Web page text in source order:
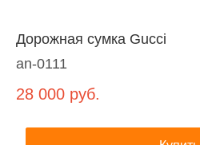
Дорожная сумка Gucci
an-0111
28 000 руб.